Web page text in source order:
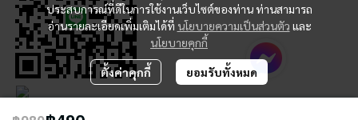
ประสบการณ์ที่ดีในการใช้งานเว็บไซต์ของท่าน ท่านสามารถ
อ่านรายละเอียดเพิ่มเติมได้ที่ นโยบายความเป็นส่วนตัว และ
นโยบายคุกกี้
ตั้งค่าคุกกี้ ยอมรับทั้งหมด